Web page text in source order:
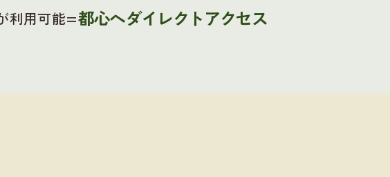
利用可能=都心へダイレクトアクセス